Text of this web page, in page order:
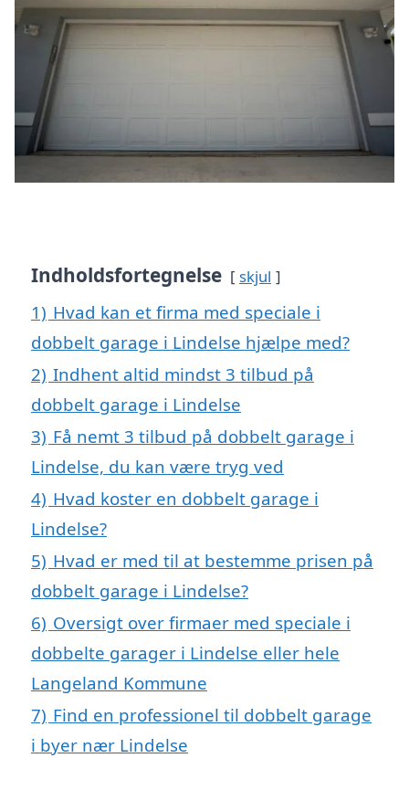
Indholdsfortegnelse skjul
1) Hvad kan et firma med speciale i
dobbelt garage i Lindelse hjælpe med?
2) Indhent altid mindst 3 tilbud på
dobbelt garage i Lindelse
3) Få nemt 3 tilbud på dobbelt garage i
Lindelse, du kan være tryg ved
4) Hvad koster en dobbelt garage i
Lindelse?
5) Hvad er med til at bestemme prisen på
dobbelt garage i Lindelse?
6) Oversigt over firmaer med speciale i
dobbelte garager i Lindelse eller hele
Langeland Kommune
7) Find en professionel til dobbelt garage
i byer nær Lindelse